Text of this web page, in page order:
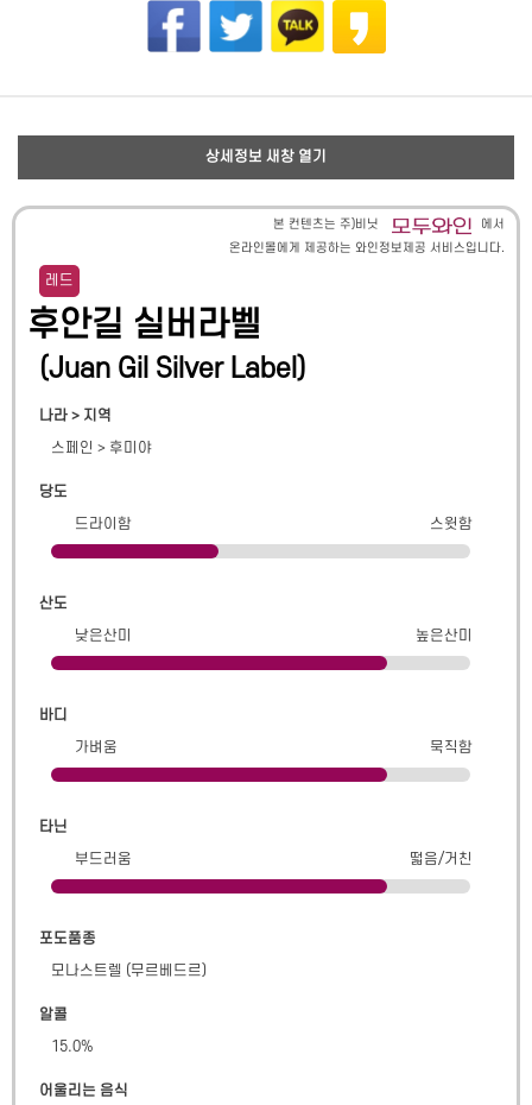
상세정보 새창 열기
본 컨텐츠는 주)비닛
에서
온라인몰에게 제공하는 와인정보제공 서비스입니다.
레드
후안길 실버라벨
(Juan Gil Silver Label )
나라 > 지역
스페인 > 후미야
당도
드라이함
스윗함
산도
낮은산미
높은산미
바디
가벼움
묵직함
타닌
부드러움
떫음/거친
포도품종
모나스트렐 (무르베드르)
알콜
15.0%
어울리는 음식